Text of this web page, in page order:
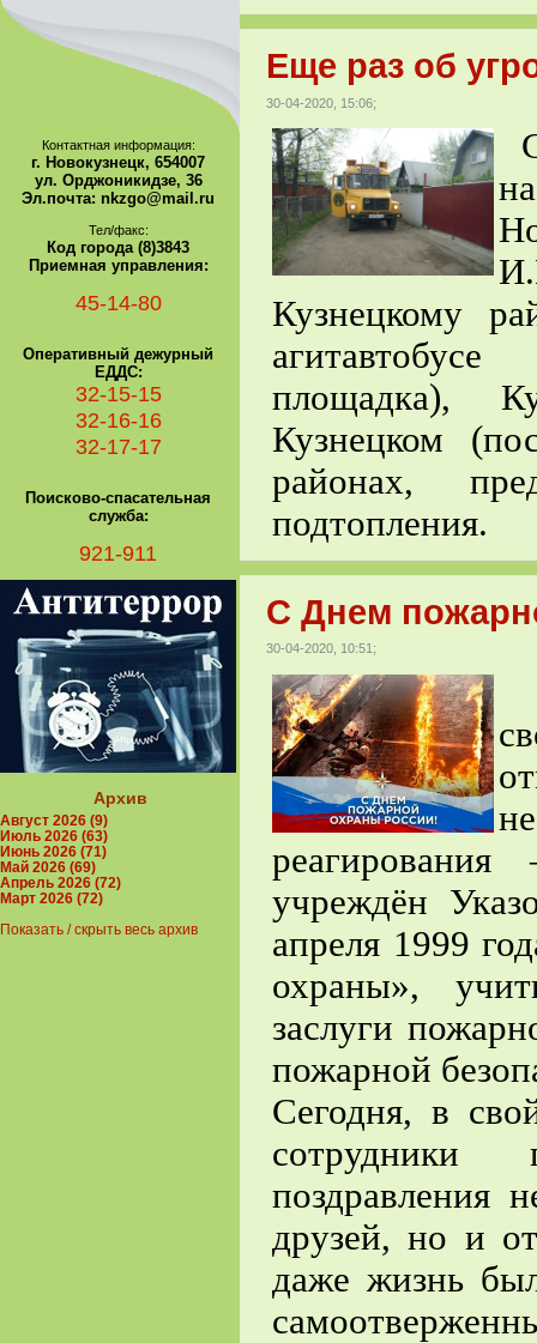
Еще раз об
30-04-2020, 15:06;
Кузнецкому
площадка),
Кузнецком
районах,
подтопления.
С Днем
30-04-2020, 10:51;
учреждён
апреля 1999
охраны»,
заслуги
пожарной
Сегодня, в
сотрудники
поздравления
друзей, но и
даже жизнь
Контактная информация:
г. Новокузнецк, 654007
ул. Орджоникидзе, 36
Эл.почта: nkzgo@mail.ru
Тел/факс:
Код города (8)3843
Приемная управления:
45-14-80
Оперативный дежурный
ЕДДС:
32-15-15
32-16-16
32-17-17
Поисково-спасательная
служба:
921-911
Архив
Август 2026 (9)
Июль 2026 (63)
Июнь 2026 (71)
Май 2026 (69)
Апрель 2026 (72)
Март 2026 (72)
Показать / скрыть весь архив